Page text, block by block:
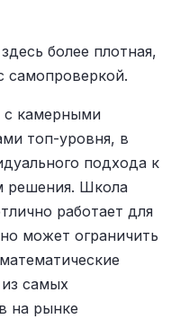
более плотная,
самопроверкой.
с камерными
топ-уровня, в
подхода к
решения. Школа
работает для
может ограничить
самых
на рынке